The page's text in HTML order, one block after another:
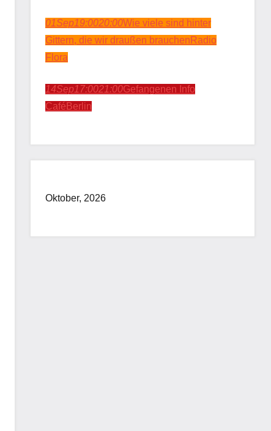
01Sep19:0020:00Wie viele sind hinter
Gittern, die wir draußen brauchen Radio
Flora
14Sep17:0021:00Gefangenen Info
Café Berlin
Oktober, 2026